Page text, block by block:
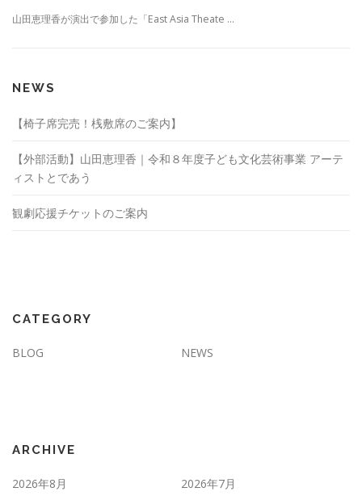
山田恵理香が演出で参加した「East Asia Theate …
NEWS
【椅子席完売！桟敷席のご案内】
【外部活動】山田恵理香｜令和８年度子ども文化芸術事業 アーテ
ィストとであう
観劇応援チケットのご案内
CATEGORY
BLOG NEWS
ARCHIVE
2026年8月
2026年7月